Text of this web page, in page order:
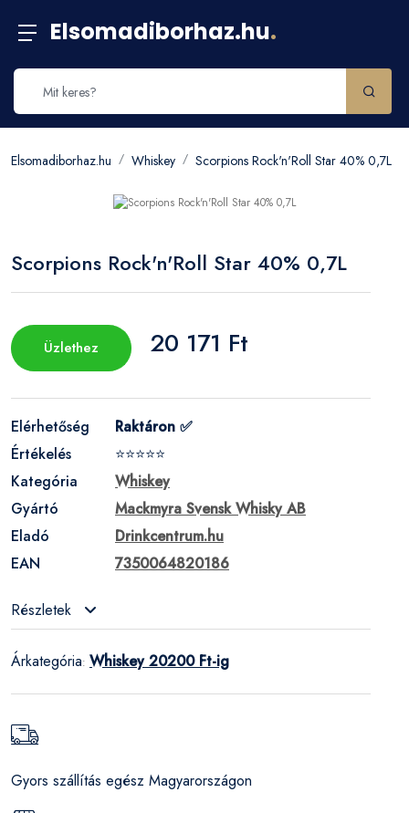
Elsomadiborhaz.hu.
Elsomadiborhaz.hu Whiskey Scorpions Rock'n'Roll Star 40% 0,7L
Scorpions Rock'n'Roll Star 40% 0,7L
Üzlethez 20 171 Ft
Elérhetőség
Raktáron ✅
Értékelés
⭐⭐⭐⭐⭐
Kategória
Whiskey
Gyártó
Mackmyra Svensk Whisky AB
Eladó
Drinkcentrum.hu
EAN
7350064820186
Részletek
Árkategória: Whiskey 20200 Ft-ig
Gyors szállítás egész Magyarországon